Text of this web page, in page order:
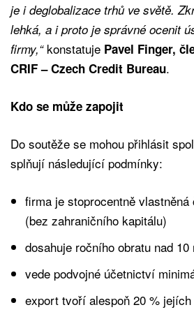
je i deglobalizace trhů ve světě.
lehká, a i proto je správné ocenit
firmy,“ konstatuje Pavel Finger,
CRIF – Czech Credit Bureau.
Kdo se může zapojit
Do soutěže se mohou přihlásit
splňují následující podmínky:
firma je stoprocentně
(bez zahraničního kapitálu)
dosahuje ročního obratu nad
vede podvojné účetnictví
export tvoří alespoň 20 %